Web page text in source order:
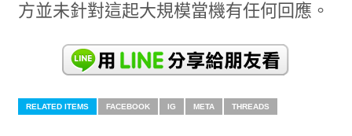
方並未針對這起大規模當機有任何回應。
RELATED ITEMS FACEBOOK IG META THREADS